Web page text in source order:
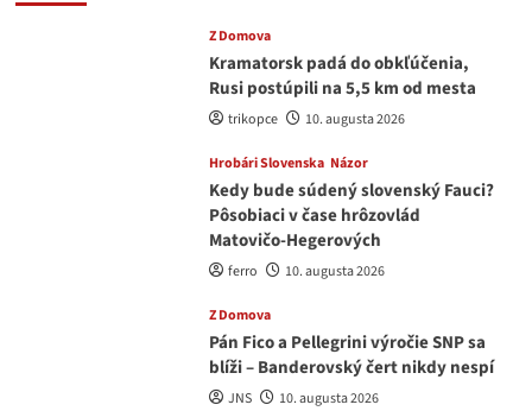
Z Domova
Kramatorsk padá do obkľúčenia,
Rusi postúpili na 5,5 km od mesta
trikopce 10. augusta 2026
Hrobári Slovenska Názor
Kedy bude súdený slovenský Fauci?
Pôsobiaci v čase hrôzovlád
Matovičo-Hegerových
ferro 10. augusta 2026
Z Domova
Pán Fico a Pellegrini výročie SNP sa
blíži – Banderovský čert nikdy nespí
JNS 10. augusta 2026